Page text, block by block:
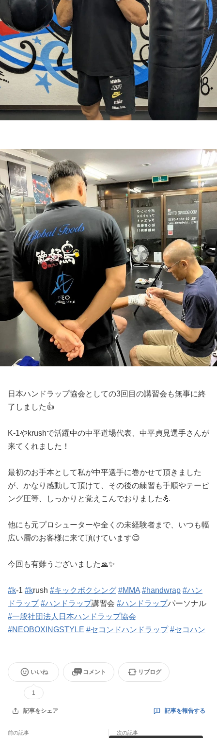
日本ハンドラップ協会としての3回目の講習会も無事に終
了しました👍
K-1やkrushで活躍中の中平道場代表、中平貞見選手さんが
来てくれました！
最初のお手本として私が中平選手に巻かせて頂きました
が、かなり感動して頂けて、その後の練習も手順やテーピ
ング圧等、しっかりと覚えこんでおりました💪
他にも元プロシューターや全くの未経験者まで、いつも幅
広い層のお客様に来て頂けています😊
今回も有難うございました🙏✨
#k-1 #krush #キックボクシング #MMA #handwrap #ハン
ドラップ #ハンドラップ講習会 #ハンドラップパーソナル
#一般社団法人日本ハンドラップ協会
#NEOBOXINGSTYLE #セコンドハンドラップ #セコハン
いいね
1
コメント リブログ
記事をシェア 記事を報告する
前の記事 次の記事